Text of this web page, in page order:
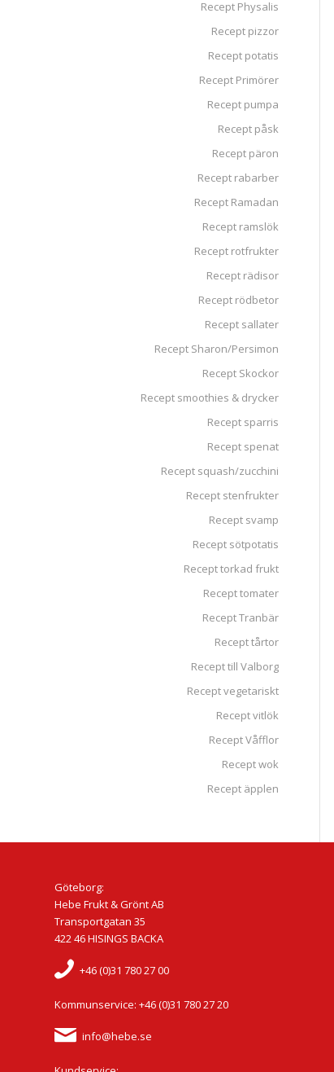
Recept Physalis
Recept pizzor
Recept potatis
Recept Primörer
Recept pumpa
Recept påsk
Recept päron
Recept rabarber
Recept Ramadan
Recept ramslök
Recept rotfrukter
Recept rädisor
Recept rödbetor
Recept sallater
Recept Sharon/Persimon
Recept Skockor
Recept smoothies & drycker
Recept sparris
Recept spenat
Recept squash/zucchini
Recept stenfrukter
Recept svamp
Recept sötpotatis
Recept torkad frukt
Recept tomater
Recept Tranbär
Recept tårtor
Recept till Valborg
Recept vegetariskt
Recept vitlök
Recept Våfflor
Recept wok
Recept äpplen
Göteborg:
Hebe Frukt & Grönt AB
Transportgatan 35
422 46 HISINGS BACKA
+46 (0)31 780 27 00
Kommunservice: +46 (0)31 780 27 20
info@hebe.se